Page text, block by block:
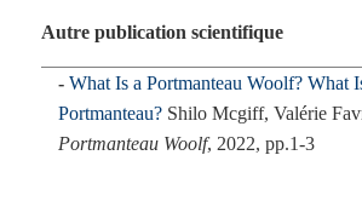
Autre publication scientifique
What Is a Portmanteau Woolf? What
Portmanteau? Shilo Mcgiff, Valérie
Portmanteau Woolf, 2022, pp.1-3